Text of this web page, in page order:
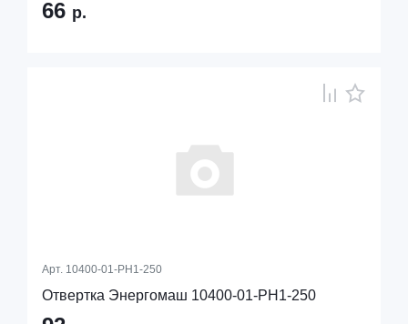
66 р.
Арт. 10400-01-PH1-250
Отвертка Энергомаш 10400-01-PH1-250